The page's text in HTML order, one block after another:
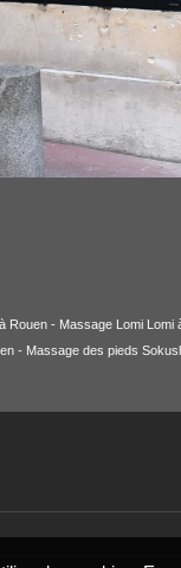
Rouen - Massage Lomi
- Massage des pieds